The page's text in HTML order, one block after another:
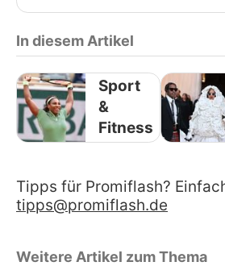
In diesem Artikel
Sport
&
Fitness
Tipps für Promiflash?
tipps@promiflash.de
Weitere Artikel zum Thema